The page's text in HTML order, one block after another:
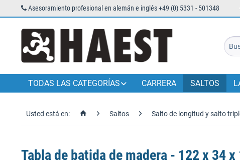
Asesoramiento profesional en alemán e inglés +49 (0) 5331 - 501348
TODAS LAS CATEGORÍAS CARRERA SALTOS
Usted está en: Saltos Salto de longitud y salto
Tabla de batida de madera - 122 x 34 x